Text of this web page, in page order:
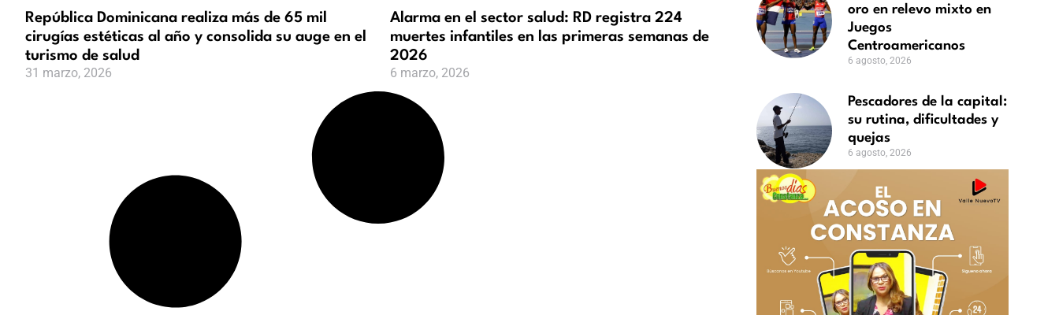
República Dominicana realiza más de 65 mil
cirugías estéticas al año y consolida su auge en el
turismo de salud
31 marzo, 2026
Alarma en el sector salud: RD registra 224
muertes infantiles en las primeras semanas de
2026
6 marzo, 2026
oro en relevo mixto en
Juegos
Centroamericanos
6 agosto, 2026
Pescadores de la capital:
su rutina, dificultades y
quejas
6 agosto, 2026